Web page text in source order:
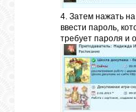
4. Затем нажать
ввести пароль,
требует пароля и